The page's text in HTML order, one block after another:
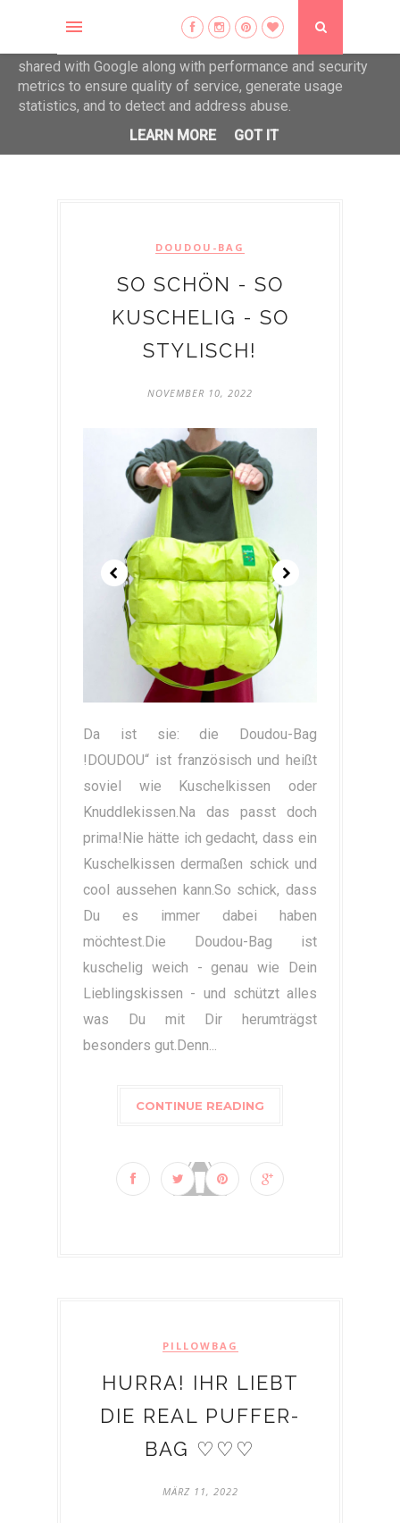
Die schönen Dinge erfreuen das Herz...
DOUDOU-BAG
SO SCHÖN - SO
KUSCHELIG - SO
STYLISCH!
NOVEMBER 10, 2022
Da ist sie: die Doudou-Bag
!DOUDOU“ ist französisch und heißt
soviel wie Kuschelkissen oder
Knuddlekissen.Na das passt doch
prima!Nie hätte ich gedacht, dass ein
Kuschelkissen dermaßen schick und
cool aussehen kann.So schick, dass
Du es immer dabei haben
möchtest.Die Doudou-Bag ist
kuschelig weich - genau wie Dein
Lieblingskissen - und schützt alles
was Du mit Dir herumträgst
besonders gut.Denn...
CONTINUE READING
PILLOWBAG
HURRA! IHR LIEBT
DIE REAL PUFFER-
BAG ♡♡♡
MÄRZ 11, 2022
This site uses cookies from Google to deliver its services
shared with Google along with performance and security
metrics to ensure quality of service, generate usage
statistics, and to detect and address abuse.
LEARN MORE
GOT IT